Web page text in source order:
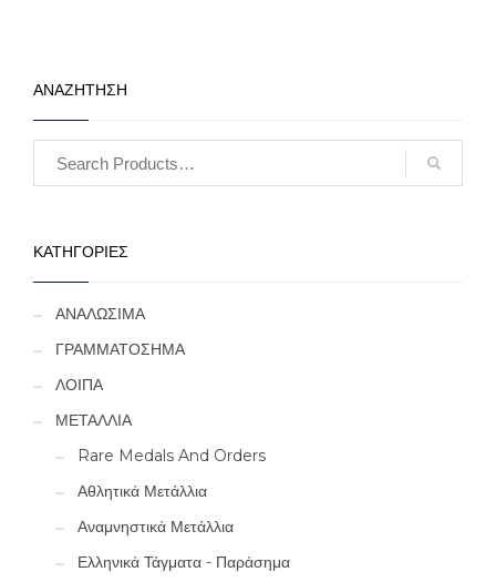
ΑΝΑΖΗΤΗΣΗ
ΚΑΤΗΓΟΡΙΕΣ
ΑΝΑΛΩΣΙΜΑ
ΓΡΑΜΜΑΤΟΣΗΜΑ
ΛΟΙΠΑ
ΜΕΤΑΛΛΙΑ
Rare Medals And Orders
Αθλητικά Μετάλλια
Αναμνηστικά Μετάλλια
Ελληνικά Τάγματα - Παράσημα